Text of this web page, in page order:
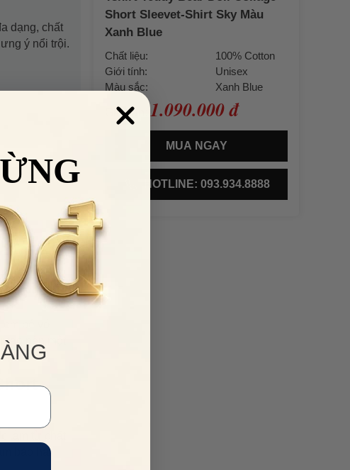
dạng, chất
ý nổi trội.
bé với
nên một
bảo hài
Short Sleevet-Shirt Sky Màu
Xanh Blue
Chất liệu:
100% Cotton
Giới tính:
Unisex
Màu sắc:
Xanh Blue
Giá bán: 1.090.000 đ
MUA NGAY
HOTLINE: 093.934.8888